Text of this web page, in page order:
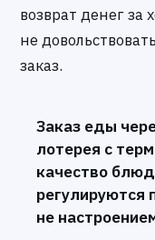
возврат денег за
не
заказ.
Заказ еды
лотерея с
качество
регулируются
не